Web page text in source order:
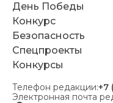
День Победы
Конкурс
Безопасность
Спецпроекты
Конкурсы
Телефон редакции:+7
Электронная почта